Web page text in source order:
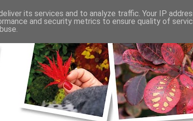
its services and to analyze traffic. Your IP
and security metrics to ensure quality of